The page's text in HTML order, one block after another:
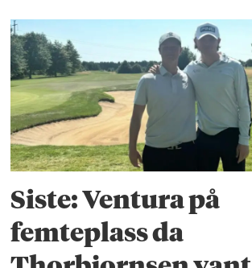
Siste: Ventura på
femteplass da